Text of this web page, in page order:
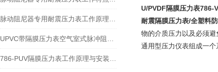
U/PVDF隔膜压力表786-
耐震隔膜压力表/全塑料
物的介质压力以及必须
通用型压力仪表组成一